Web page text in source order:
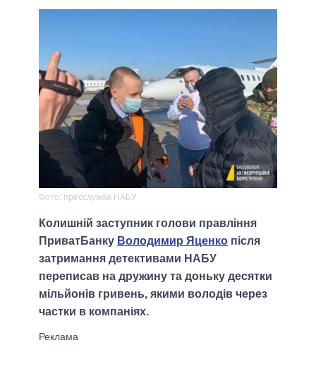
Фото: пресслужба НАБУ
Колишній заступник голови правління
ПриватБанку Володимир Яценко після
затримання детективами НАБУ
переписав на дружину та доньку десятки
мільйонів гривень, якими володів через
частки в компаніях.